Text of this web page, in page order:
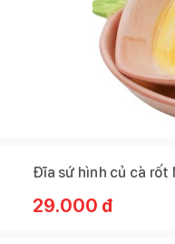
Đĩa sứ hình củ cà rốt
29.000 đ